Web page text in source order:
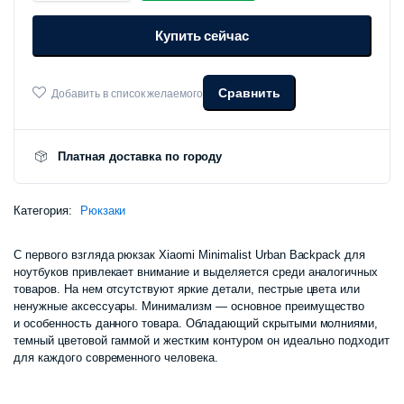
410
000 сум.
390
000 сум.
Life
количество
Купить сейчас
Добавить в список желаемого Сравнить
Платная доставка по городу
Категория: Рюкзаки
С первого взгляда рюкзак Xiaomi Minimalist Urban Backpack для
ноутбуков привлекает внимание и выделяется среди аналогичных
товаров. На нем отсутствуют яркие детали, пестрые цвета или
ненужные аксессуары. Минимализм — основное преимущество
и особенность данного товара. Обладающий скрытыми молниями,
темный цветовой гаммой и жестким контуром он идеально подходит
для каждого современного человека.